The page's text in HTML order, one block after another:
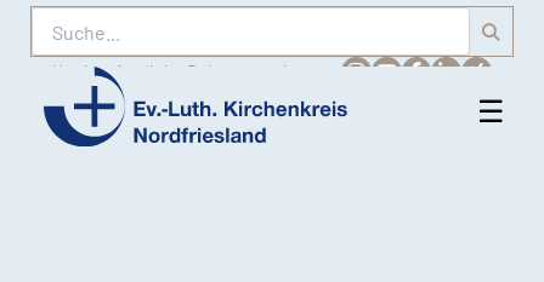
Suche
Karriere Amtliche Bekanntmachungen
Ev.-
☰